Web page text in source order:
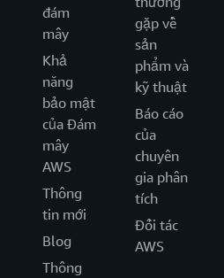
đám
mây
Khả
năng
bảo mật
của Đám
mây
AWS
Thông
tin mới
Blog
Thông
gặp về
sản
phẩm và
kỹ thuật
Báo cáo
của
chuyên
gia phân
tích
Đối tác
AWS